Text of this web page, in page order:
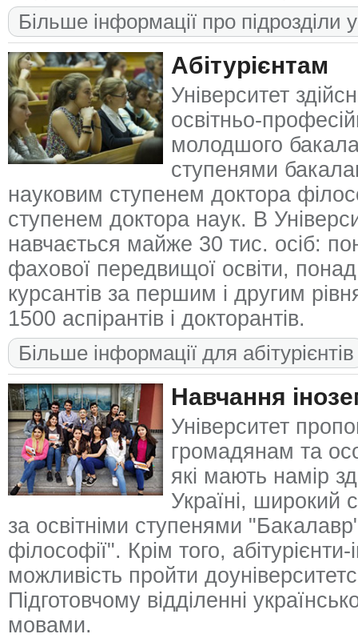
Більше інформації про підрозділи
Абітурієнтам
Університет
освітньо-
молодшого
ступенями
науковим ступенем доктора
ступенем доктора наук. В
навчається майже 30 тис. осіб:
фахової передвищої освіти, понад
курсантів за першим і другим
1500 аспірантів і докторантів.
Більше інформації для абітурієнтів
Навчання
Університет
громадянам та
які мають намір
Україні, широкий
за освітніми ступенями
філософії". Крім того,
можливість пройти
Підготовчому відділенні
мовами.